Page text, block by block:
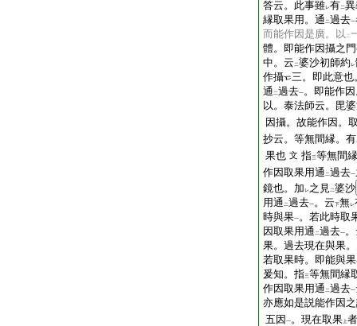
答云。此事雖レ有二
縁取果用。通 二過去一
而能作因是廣。以 二
體。即能作因攝之
中。云 二婆沙初師約 レ
作攝
三。即此意也
通 二過去一。即能作
以。泰法師云。毘
因攝。故能作因。
抄云。等無間縁。有
果也 文 指三等無間
作因取果用通 二過去一
鏡也。加 レ之見二婆沙
用通 二過去一。云下無レ
時與果一。若此時取
因取果用通 二過去一
果。過去現在與果
若取果時。即能與果
爰知。指三等無間縁
作因取果用通 二過去一
亦應如是説能作因
五因 一。現在取果 上